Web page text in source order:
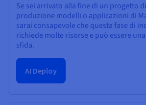
Se sei arrivato alla fine di un progetto
produzione modelli o applicazioni di
sarai consapevole che questa fase di
richiede molte risorse e può essere
sfida.
AI Deploy